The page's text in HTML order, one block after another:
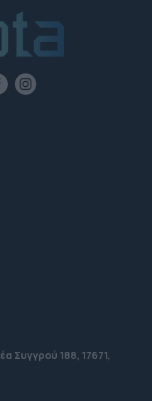
Συγγρού 188, 17671,